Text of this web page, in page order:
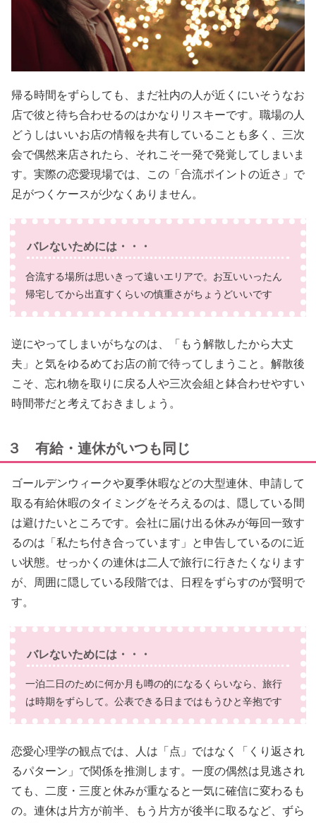
帰る時間をずらしても、まだ社内の人が近くにいそうなお
店で彼と待ち合わせるのはかなりリスキーです。職場の人
どうしはいいお店の情報を共有していることも多く、三次
会で偶然来店されたら、それこそ一発で発覚してしまいま
す。実際の恋愛現場では、この「合流ポイントの近さ」で
足がつくケースが少なくありません。
バレないためには・・・
合流する場所は思いきって遠いエリアで。お互いいったん
帰宅してから出直すくらいの慎重さがちょうどいいです
逆にやってしまいがちなのは、「もう解散したから大丈
夫」と気をゆるめてお店の前で待ってしまうこと。解散後
こそ、忘れ物を取りに戻る人や三次会組と鉢合わせやすい
時間帯だと考えておきましょう。
３ 有給・連休がいつも同じ
ゴールデンウィークや夏季休暇などの大型連休、申請して
取る有給休暇のタイミングをそろえるのは、隠している間
は避けたいところです。会社に届け出る休みが毎回一致す
るのは「私たち付き合っています」と申告しているのに近
い状態。せっかくの連休は二人で旅行に行きたくなります
が、周囲に隠している段階では、日程をずらすのが賢明で
す。
バレないためには・・・
一泊二日のために何か月も噂の的になるくらいなら、旅行
は時期をずらして。公表できる日まではもうひと辛抱です
恋愛心理学の観点では、人は「点」ではなく「くり返され
るパターン」で関係を推測します。一度の偶然は見逃され
ても、二度・三度と休みが重なると一気に確信に変わるも
の。連休は片方が前半、もう片方が後半に取るなど、ずら